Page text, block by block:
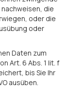
die
oder die
oder
Daten zum
Art. 6 Abs. 1 lit. f
bis Sie Ihr
ausüben.